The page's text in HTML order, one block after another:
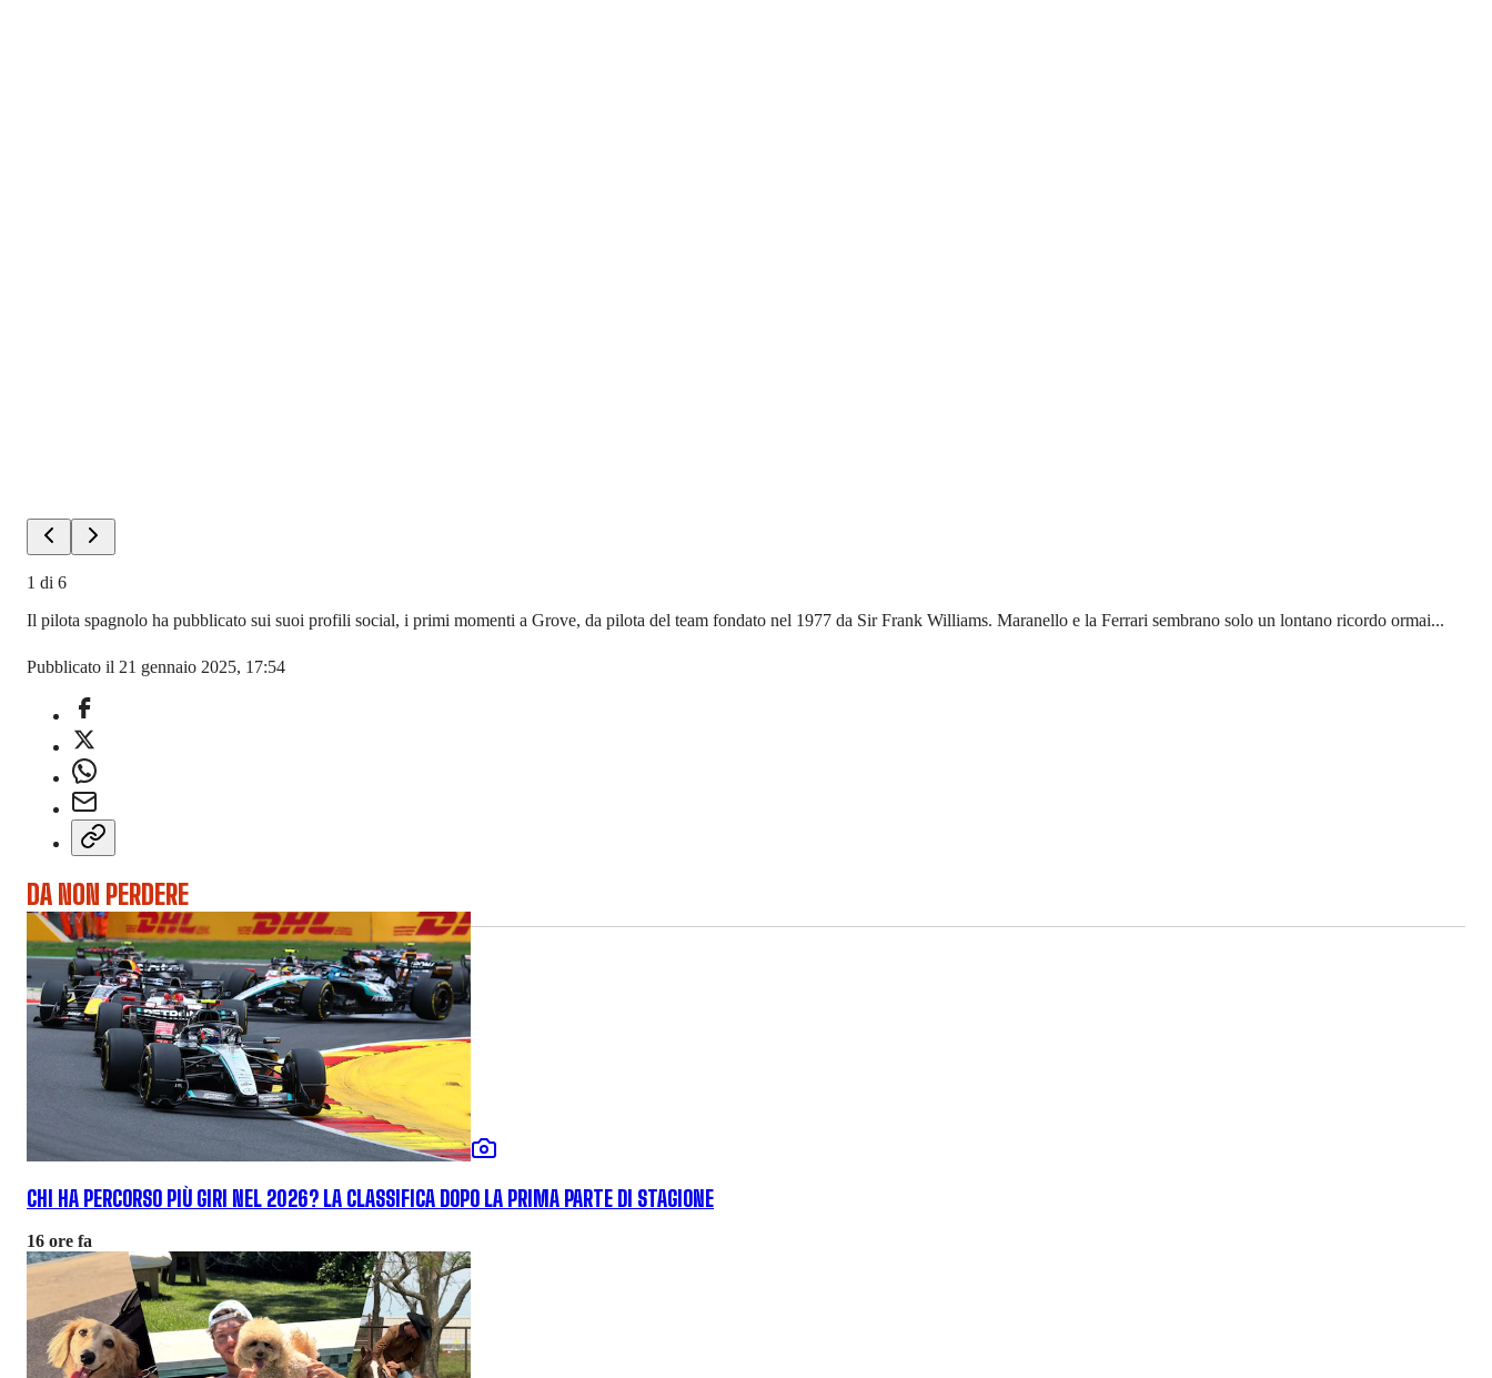
1 di 6
Il pilota spagnolo ha pubblicato sui suoi profili social, i primi momenti a Grove, da pilota del team fondato nel 1977 da Sir Frank Williams. Maranello e la Ferrari sembrano solo un lontano ricordo ormai...
Pubblicato il 21 gennaio 2025, 17:54
DA NON PERDERE
CHI HA PERCORSO PIÙ GIRI NEL 2026? LA CLASSIFICA DOPO LA PRIMA PARTE DI STAGIONE
16 ore fa